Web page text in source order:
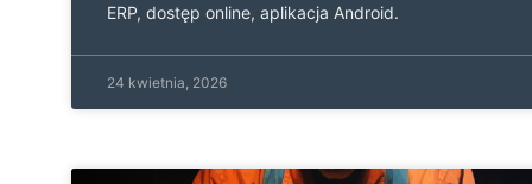
ERP, dostęp online, aplikacja Android.
24 kwietnia, 2026